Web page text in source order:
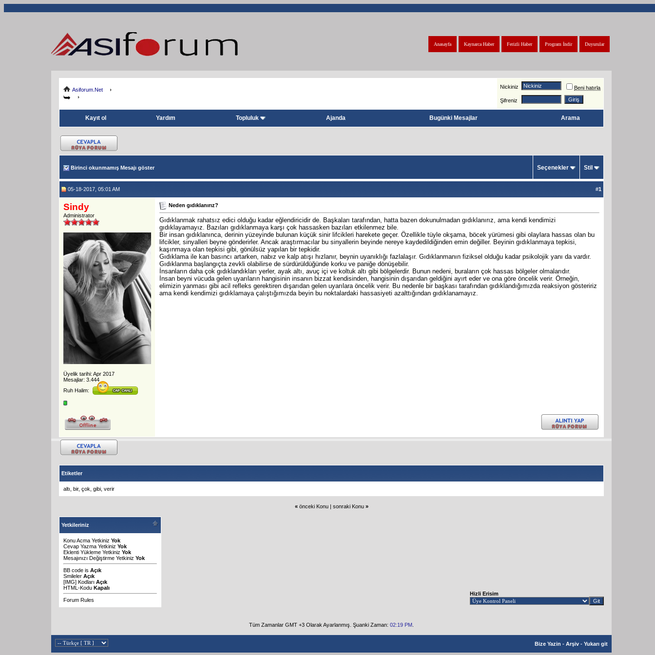
Duyurular
Program İndir
Ferizli Haber
Kaynarca Haber
Anasayfa
Asiforum.Net Nickiniz Beni hatırla
Şifreniz
Kayıt ol Yardım Topluluk Ajanda Bugünki Mesajlar Arama
Birinci okunmamış Mesajı göster Seçenekler Stil
05-18-2017, 05:01 AM #1
Sindy
Administrator
Üyelik tarihi: Apr 2017
Mesajlar: 3.444
Ruh Halim:
Neden gıdıklanırız?
Gıdıklanmak rahatsız edici olduğu kadar eğlendiricidir de. Başkaları tarafından, hatta bazen dokunulmadan gıdıklanırız, ama kendi kendimizi
gıdıklayamayız. Bazıları gıdıklanmaya karşı çok hassasken bazıları etkilenmez bile.
Bir insan gıdıklanınca, derinin yüzeyinde bulunan küçük sinir lifcikleri harekete geçer. Özellikle tüyle okşama, böcek yürümesi gibi olaylara hassas olan bu
lifcikler, sinyalleri beyne gönderirler. Ancak araştırmacılar bu sinyallerin beyinde nereye kaydedildiğinden emin değiller. Beyinin gıdıklanmaya tepkisi,
kaşınmaya olan tepkisi gibi, gönülsüz yapılan bir tepkidir.
Gıdıklama ile kan basıncı artarken, nabız ve kalp atışı hızlanır, beynin uyanıklığı fazlalaşır. Gıdıklanmanın fiziksel olduğu kadar psikolojik yanı da vardır.
Gıdıklanma başlangıçta zevkli olabilirse de sürdürüldüğünde korku ve paniğe dönüşebilir.
İnsanların daha çok gıdıklandıkları yerler, ayak altı, avuç içi ve koltuk altı gibi bölgelerdir. Bunun nedeni, buraların çok hassas bölgeler olmalarıdır.
İnsan beyni vücuda gelen uyarıların hangisinin insanın bizzat kendisinden, hangisinin dışarıdan geldiğini ayırt eder ve ona göre öncelik verir. Örneğin,
elimizin yanması gibi acil refleks gerektiren dışarıdan gelen uyarılara öncelik verir. Bu nedenle bir başkası tarafından gıdıklandığımızda reaksiyon gösteririz
ama kendi kendimizi gıdıklamaya çalıştığımızda beyin bu noktalardaki hassasiyeti azalttığından gıdıklanamayız.
Etiketler
altı bir, çok gibi verir
« önceki Konu| sonraki Konu »
Yetkileriniz
Konu Acma Yetkiniz Yok
Cevap Yazma Yetkiniz Yok
Eklenti Yükleme Yetkiniz Yok
Mesajınızı Değiştirme Yetkiniz Yok
BB code is Açık
Smileler Açık
[IMG] Kodları Açık
HTML-Kodu Kapalı
Forum Rules
Hizli Erisim
Tüm Zamanlar GMT +3 Olarak Ayarlanmış. Şuanki Zaman: 02:19 PM
Bize Yazin - Arşiv - Yukarı git